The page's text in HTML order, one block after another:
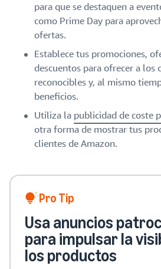
para que se destaquen a
como Prime Day para
ofertas.
Establece tus promociones,
descuentos para ofrecer a los
reconocibles y, al mismo
beneficios.
Utiliza la publicidad de coste
otra forma de mostrar tus
clientes de Amazon.
Pro Tip
Usa anuncios
para impulsar la
los productos